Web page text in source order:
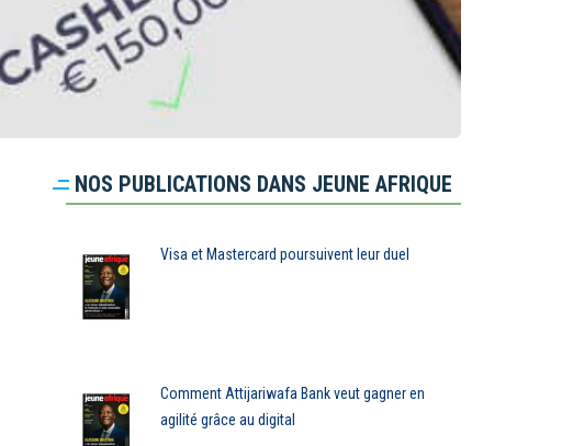
NOS PUBLICATIONS DANS JEUNE AFRIQUE
Visa et Mastercard poursuivent leur duel
Comment Attijariwafa Bank veut gagner en
agilité grâce au digital